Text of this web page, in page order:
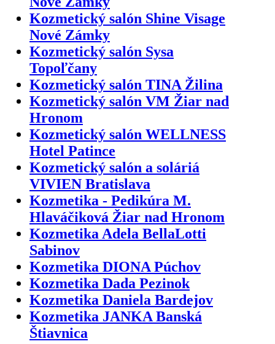
Kozmetický salón Shine Visage
Nové Zámky
Kozmetický salón Sysa
Topoľčany
Kozmetický salón TINA Žilina
Kozmetický salón VM Žiar nad
Hronom
Kozmetický salón WELLNESS
Hotel Patince
Kozmetický salón a soláriá
VIVIEN Bratislava
Kozmetika - Pedikúra M.
Hlaváčiková Žiar nad Hronom
Kozmetika Adela BellaLotti
Sabinov
Kozmetika DIONA Púchov
Kozmetika Dada Pezinok
Kozmetika Daniela Bardejov
Kozmetika JANKA Banská
Štiavnica